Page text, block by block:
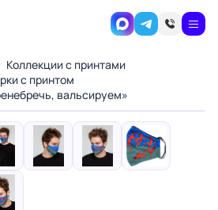
Коллекции с принтами
с принтом
вальсируем»
›